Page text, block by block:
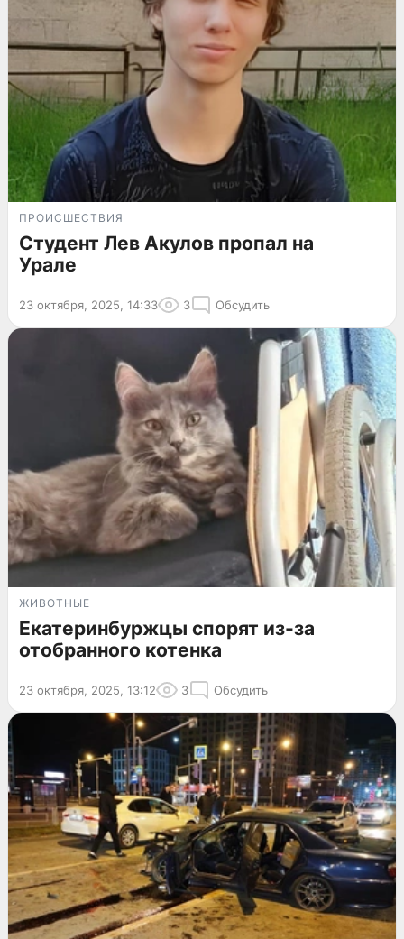
ПРОИСШЕСТВИЯ
Студент Лев Акулов пропал на
Урале
23 октября, 2025, 14:33 3 Обсудить
ЖИВОТНЫЕ
Екатеринбуржцы спорят из-за
отобранного котенка
23 октября, 2025, 13:12 3 Обсудить